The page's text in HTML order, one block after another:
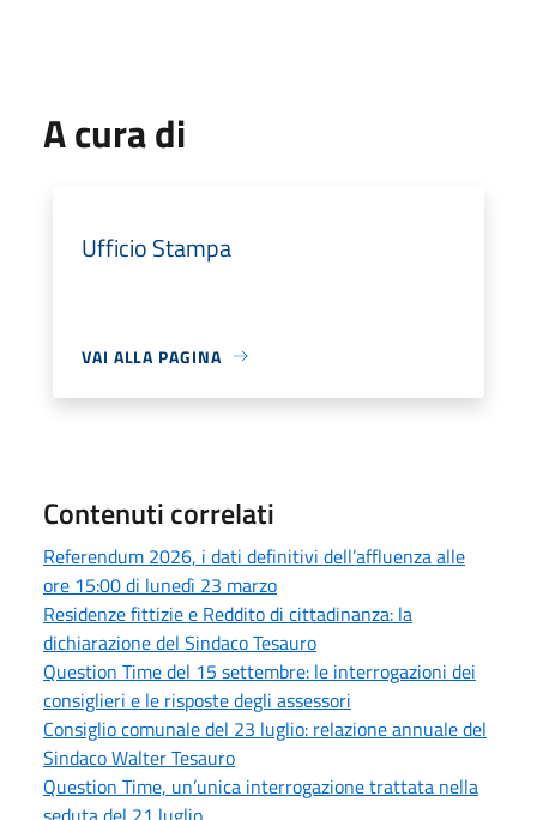
A cura di
Ufficio Stampa
VAI ALLA PAGINA
Contenuti correlati
Referendum 2026, i dati definitivi dell’affluenza alle
ore 15:00 di lunedì 23 marzo
Residenze fittizie e Reddito di cittadinanza: la
dichiarazione del Sindaco Tesauro
Question Time del 15 settembre: le interrogazioni dei
consiglieri e le risposte degli assessori
Consiglio comunale del 23 luglio: relazione annuale del
Sindaco Walter Tesauro
Question Time, un’unica interrogazione trattata nella